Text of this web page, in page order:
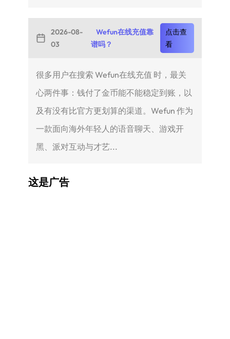
2026-08-
03
Wefun在线充值靠
谱吗？
点击查
看
很多用户在搜索 Wefun在线充值 时，最关
心两件事：钱付了金币能不能稳定到账，以
及有没有比官方更划算的渠道。Wefun 作为
一款面向海外年轻人的语音聊天、游戏开
黑、派对互动与才艺...
这是广告